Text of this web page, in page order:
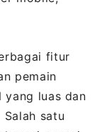
fitur
pemain
yang luas dan
satu